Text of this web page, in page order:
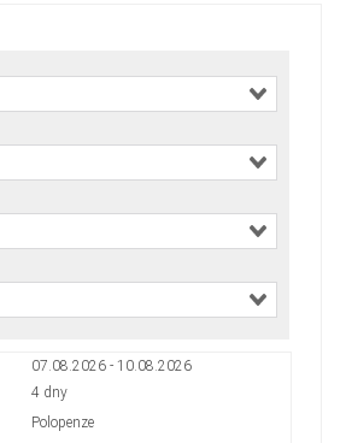
07.08.2026 - 10.08.2026
4 dny
Polopenze